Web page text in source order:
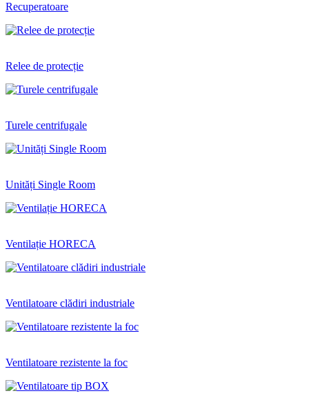
Recuperatoare
Relee de protecție
Turele centrifugale
Unități Single Room
Ventilație HORECA
Ventilatoare clădiri industriale
Ventilatoare rezistente la foc